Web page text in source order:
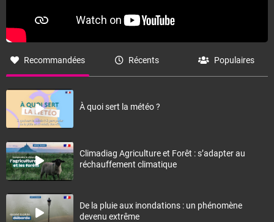
Recommandées Récents Populaires
À quoi sert la météo ?
Climadiag Agriculture et Forêt : s’adapter au
réchauffement climatique
De la pluie aux inondations : un phénomène
devenu extrême